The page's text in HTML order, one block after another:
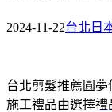
2024-11-22台北日
台北剪髮推薦圓夢
施工禮品由選擇禮